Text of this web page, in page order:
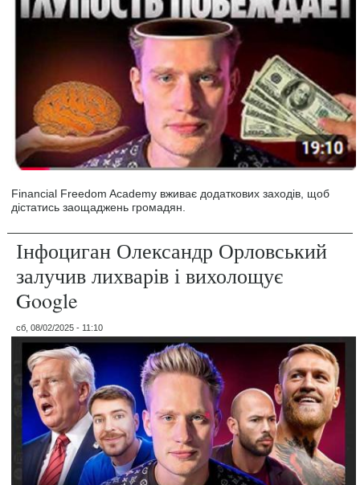
Financial Freedom Academy вживає додаткових заходів, щоб
дістатись заощаджень громадян.
Інфоциган Олександр Орловський
залучив лихварів і вихолощує
Google
сб, 08/02/2025 - 11:10